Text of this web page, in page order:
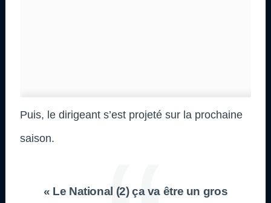
Puis, le dirigeant s’est projeté sur la prochaine
saison.
« Le National (2) ça va être un gros